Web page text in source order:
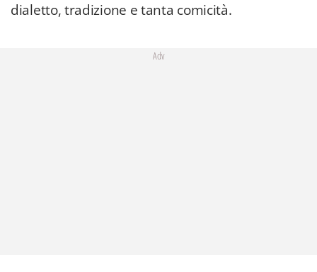
dialetto, tradizione e tanta comicità.
Adv